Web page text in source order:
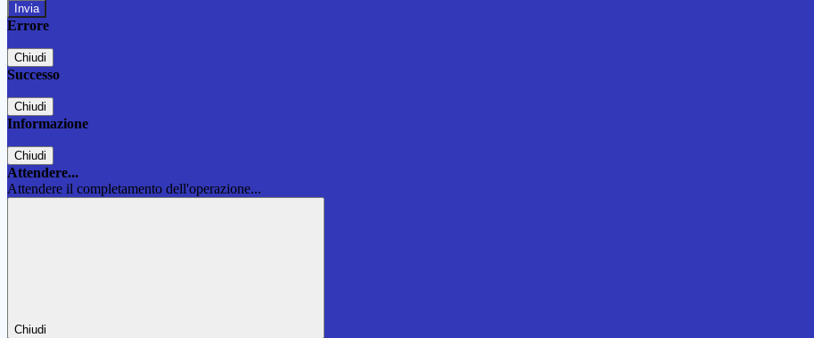
Errore
Chiudi
Successo
Chiudi
Informazione
Chiudi
Attendere...
Attendere il completamento dell'operazione...
Chiudi